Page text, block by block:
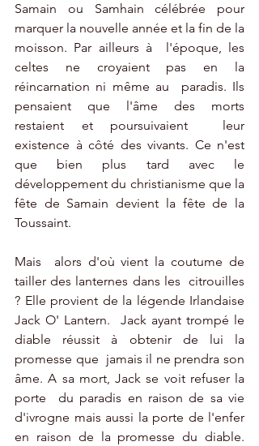
Samain ou Samhain célébrée pour
marquer la nouvelle année et la fin de la
moisson. Par ailleurs à  l'époque, les
celtes ne croyaient pas en la
réincarnation ni même au  paradis. Ils
pensaient que l'âme des morts
restaient et poursuivaient  leur
existence à côté des vivants. Ce n'est
que bien plus tard avec le
développement du christianisme que la
fête de Samain devient la fête de la
Toussaint.
Mais  alors d'où vient la coutume de
tailler des lanternes dans les  citrouilles
? Elle provient de la légende Irlandaise
Jack O' Lantern.  Jack ayant trompé le
diable réussit à obtenir de lui la
promesse que  jamais il ne prendra son
âme. A sa mort, Jack se voit refuser la
porte  du paradis en raison de sa vie
d'ivrogne mais aussi la porte de l'enfer
en raison de la promesse du diable.